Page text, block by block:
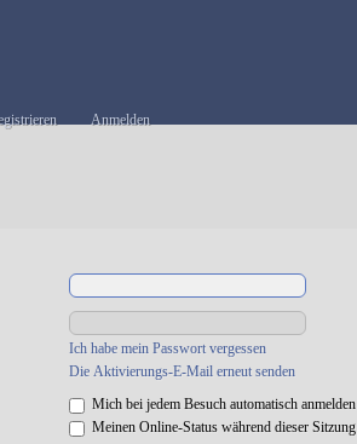
Anmelden
Ich habe mein Passwort vergessen
Die Aktivierungs-E-Mail erneut senden
Mich bei jedem Besuch automatisch anmelden
Meinen Online-Status während dieser